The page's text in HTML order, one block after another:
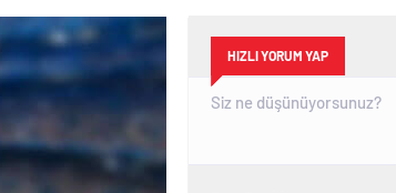
HIZLI YORUM YAP